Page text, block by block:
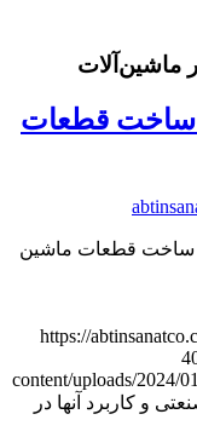
ماشین‌آلات
ساخت قطعات
ساخت قطعات ماشین‌
https://
content/uploads/2024/
و کاربرد آنها در